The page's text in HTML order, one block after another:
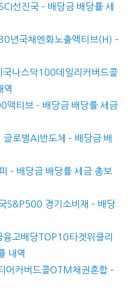
선진국 – 배당금 배당률 세
년국채엔화노출액티브(H) –
국나스닥100데일리커버드콜
역
액티브 – 배당금 배당률 세금
로벌AI반도체 – 배당금 배
– 배당금 배당률 세금 총보
S&P500 경기소비재 – 배당
융고배당TOP10타겟위클리
내역
어커버드콜OTM채권혼합 –